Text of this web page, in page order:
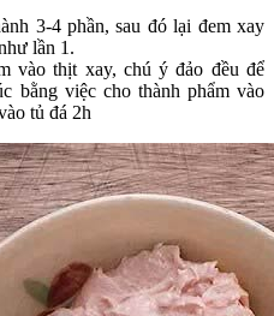
3-4 phần, sau đó lại đem xay
lần 1.
vào thịt xay, chú ý đảo đều để
bằng việc cho thành phẩm vào
tủ đá 2h